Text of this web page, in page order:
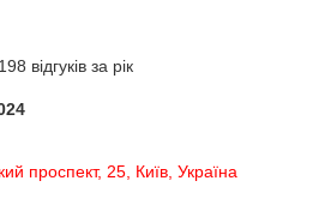
відгуків за рік
проспект, 25, Київ, Україна